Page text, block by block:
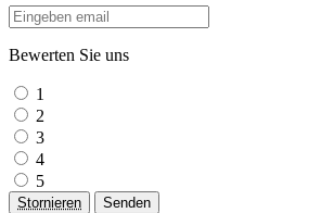
Bewerten Sie uns
1
2
3
4
5
Stornieren Senden